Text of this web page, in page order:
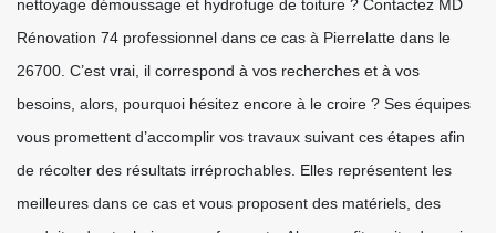
nettoyage démoussage et hydrofuge de toiture ? Contactez MD
Rénovation 74 professionnel dans ce cas à Pierrelatte dans le
26700. C’est vrai, il correspond à vos recherches et à vos
besoins, alors, pourquoi hésitez encore à le croire ? Ses équipes
vous promettent d’accomplir vos travaux suivant ces étapes afin
de récolter des résultats irréprochables. Elles représentent les
meilleures dans ce cas et vous proposent des matériels, des